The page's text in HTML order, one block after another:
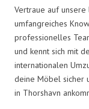
Vertraue auf
umfangreiches
professionelles
und kennt sich mit
internationalen
deine Möbel sicher
in Thorshavn